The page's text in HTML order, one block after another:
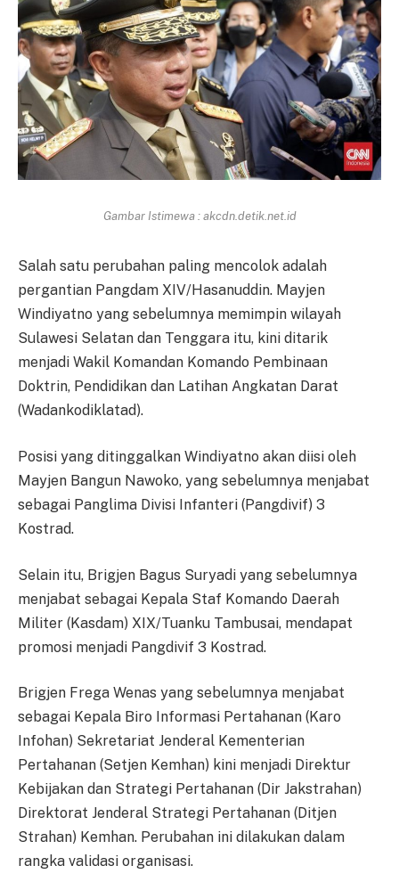
Gambar Istimewa : akcdn.detik.net.id
Salah satu perubahan paling mencolok adalah
pergantian Pangdam XIV/Hasanuddin. Mayjen
Windiyatno yang sebelumnya memimpin wilayah
Sulawesi Selatan dan Tenggara itu, kini ditarik
menjadi Wakil Komandan Komando Pembinaan
Doktrin, Pendidikan dan Latihan Angkatan Darat
(Wadankodiklatad).
Posisi yang ditinggalkan Windiyatno akan diisi oleh
Mayjen Bangun Nawoko, yang sebelumnya menjabat
sebagai Panglima Divisi Infanteri (Pangdivif) 3
Kostrad.
Selain itu, Brigjen Bagus Suryadi yang sebelumnya
menjabat sebagai Kepala Staf Komando Daerah
Militer (Kasdam) XIX/Tuanku Tambusai, mendapat
promosi menjadi Pangdivif 3 Kostrad.
Brigjen Frega Wenas yang sebelumnya menjabat
sebagai Kepala Biro Informasi Pertahanan (Karo
Infohan) Sekretariat Jenderal Kementerian
Pertahanan (Setjen Kemhan) kini menjadi Direktur
Kebijakan dan Strategi Pertahanan (Dir Jakstrahan)
Direktorat Jenderal Strategi Pertahanan (Ditjen
Strahan) Kemhan. Perubahan ini dilakukan dalam
rangka validasi organisasi.